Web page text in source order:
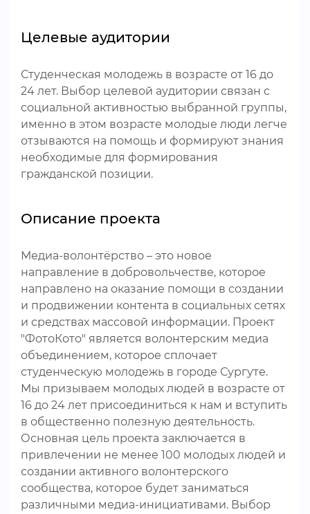
Целевые аудитории
Студенческая молодежь в возрасте от 16 до
24 лет. Выбор целевой аудитории связан с
социальной активностью выбранной группы,
именно в этом возрасте молодые люди легче
отзываются на помощь и формируют знания
необходимые для формирования
гражданской позиции.
Описание проекта
Медиа-волонтёрство – это новое
направление в добровольчестве, которое
направлено на оказание помощи в создании
и продвижении контента в социальных сетях
и средствах массовой информации. Проект
"ФотоКото" является волонтерским медиа
объединением, которое сплочает
студенческую молодежь в городе Сургуте.
Мы призываем молодых людей в возрасте от
16 до 24 лет присоединиться к нам и вступить
в общественно полезную деятельность.
Основная цель проекта заключается в
привлечении не менее 100 молодых людей и
создании активного волонтерского
сообщества, которое будет заниматься
различными медиа-инициативами. Выбор